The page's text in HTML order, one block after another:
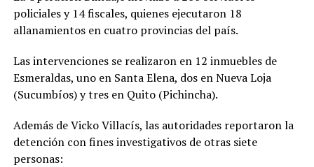
policiales y 14 fiscales, quienes ejecutaron 18
allanamientos en cuatro provincias del país.
Las intervenciones se realizaron en 12 inmuebles de
Esmeraldas, uno en Santa Elena, dos en Nueva Loja
(Sucumbíos) y tres en Quito (Pichincha).
Además de Vicko Villacís, las autoridades reportaron la
detención con fines investigativos de otras siete
personas: